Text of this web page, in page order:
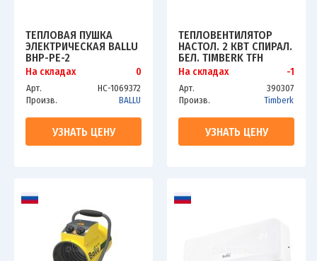
ТЕПЛОВАЯ ПУШКА
ЭЛЕКТРИЧЕСКАЯ BALLU
BHP-PE-2
На складах 0
Арт.
НС-1069372
Произв.
BALLU
УЗНАТЬ ЦЕНУ
ТЕПЛОВЕНТИЛЯТОР
НАСТОЛ. 2 КВТ СПИРАЛ.
БЕЛ. TIMBERK TFH
S20SMU
На складах -1
Арт.
390307
Произв.
Timberk
УЗНАТЬ ЦЕНУ